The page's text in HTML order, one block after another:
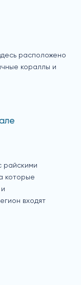
расположено
кораллы и
райскими
которые
входят